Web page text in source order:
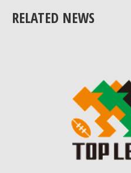
か。
RELATED NEWS